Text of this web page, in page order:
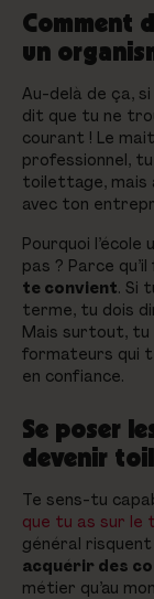
Comment
un
Au-delà de ça,
dit que tu ne
courant ! Le
professionnel,
toilettage, mais
avec ton
Pourquoi l’école
pas ? Parce
te convient. Si
terme, tu dois
Mais surtout, tu
formateurs qui
en confiance.
Se poser
devenir
Te sens-tu
que tu as sur le
général
acquérir des
métier qu’au